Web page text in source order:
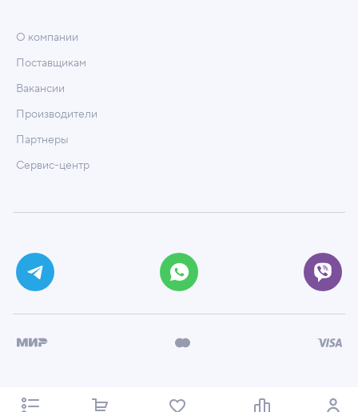
О компании
Поставщикам
Вакансии
Производители
Партнеры
Сервис-центр
© ООО «Техмаркет», 2026